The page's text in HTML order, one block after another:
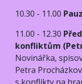
10.30 - 11.00
11.00 - 12.30
konfliktům
Novinářka,
Petra